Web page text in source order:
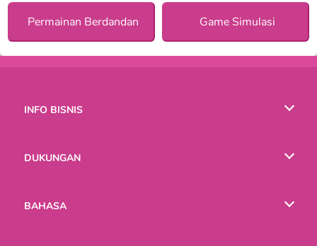
Permainan Berdandan Game Simulasi
INFO BISNIS
DUKUNGAN
BAHASA